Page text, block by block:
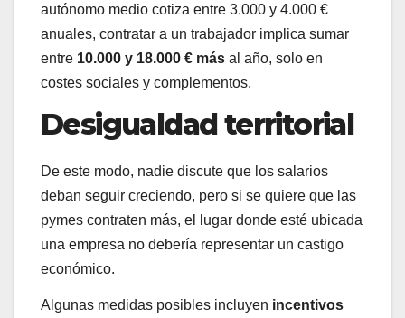
autónomo medio cotiza entre 3.000 y 4.000 €
anuales, contratar a un trabajador implica sumar
entre 10.000 y 18.000 € más al año, solo en
costes sociales y complementos.
Desigualdad territorial
De este modo, nadie discute que los salarios
deban seguir creciendo, pero si se quiere que las
pymes contraten más, el lugar donde esté ubicada
una empresa no debería representar un castigo
económico.
Algunas medidas posibles incluyen incentivos